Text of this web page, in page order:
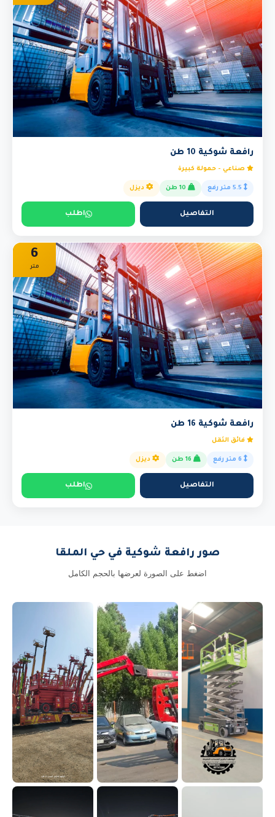
رافعة شوكية 10 طن
صناعي - حمولة كبيرة
ديزل
التفاصيل اطلب
6
متر
رافعة شوكية 16 طن
فائق الثقل
ديزل
التفاصيل اطلب
صور رافعة شوكية في حي الملقا
اضغط على الصورة لعرضها بالحجم الكامل